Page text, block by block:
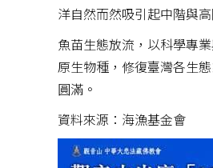
洋自然而然吸引起中階與
魚苗生態放流，以科學專
原生物種，修復臺灣各生
圓滿。
資料來源：海漁基金會